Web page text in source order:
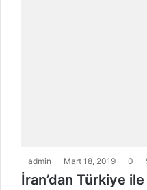
admin Mart 18, 2019 0
İran’dan Türkiye